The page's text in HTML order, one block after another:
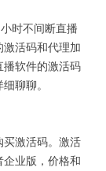
时不间断直播
活码和代理加
播软件的激活码
聊聊。
激活码。激活
业版，价格和